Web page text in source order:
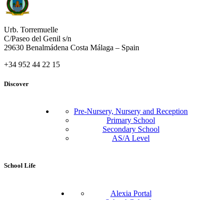
Urb. Torremuelle
C/Paseo del Genil s/n
29630 Benalmádena Costa Málaga – Spain
+34 952 44 22 15
Discover
Pre-Nursery, Nursery and Reception
Primary School
Secondary School
AS/A Level
School Life
Alexia Portal